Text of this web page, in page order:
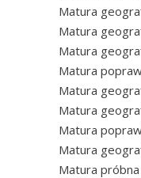
Matura
Matura
Matura
Matura
Matura
Matura
Matura
Matura
Matura